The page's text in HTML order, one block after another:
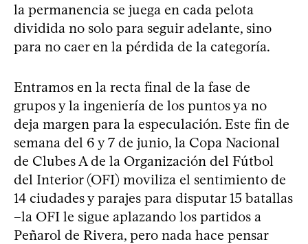
la permanencia se juega en cada pelota
dividida no solo para seguir adelante, sino
para no caer en la pérdida de la categoría.
Entramos en la recta final de la fase de
grupos y la ingeniería de los puntos ya no
deja margen para la especulación. Este fin de
semana del 6 y 7 de junio, la Copa Nacional
de Clubes A de la Organización del Fútbol
del Interior (OFI) moviliza el sentimiento de
14 ciudades y parajes para disputar 15 batallas
–la OFI le sigue aplazando los partidos a
Peñarol de Rivera, pero nada hace pensar